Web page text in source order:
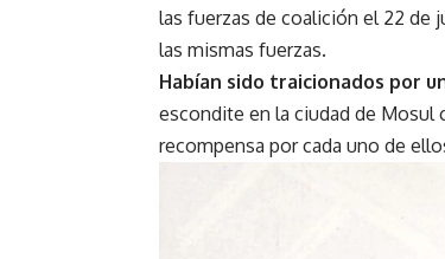
las fuerzas de coalición el 22 de
las mismas fuerzas.
Habían sido traicionados por
escondite en la ciudad de Mosul
recompensa por cada uno de